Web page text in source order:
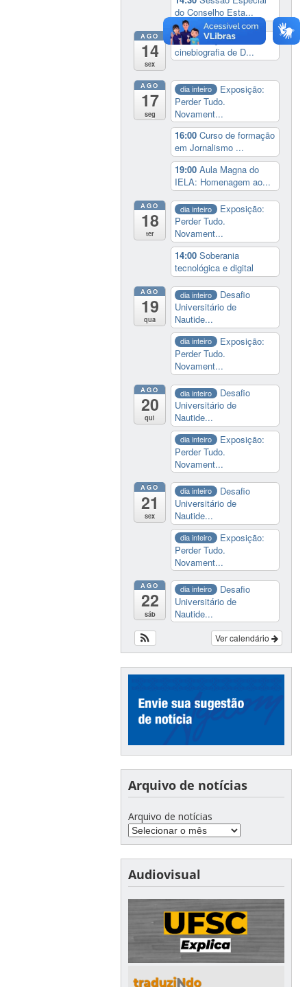
do Conselho Esta...
AGO
14
sex
14:00 Lançamento da
cinebiografia de D...
AGO
17
seg
dia inteiro
Exposição:
Perder Tudo.
Novament...
16:00Curso de formação
em Jornalismo ...
19:00Aula Magna do
IELA: Homenagem ao...
AGO
18
ter
dia inteiro
Exposição:
Perder Tudo.
Novament...
14:00Soberania
tecnológica e digital
AGO
19
qua
dia inteiro
Desafio
Universitário de
Nautide...
dia inteiro
Exposição:
Perder Tudo.
Novament...
AGO
20
qui
dia inteiro
Desafio
Universitário de
Nautide...
dia inteiro
Exposição:
Perder Tudo.
Novament...
AGO
21
sex
dia inteiro
Desafio
Universitário de
Nautide...
dia inteiro
Exposição:
Perder Tudo.
Novament...
AGO
22
sáb
dia inteiro
Desafio
Universitário de
Nautide...
Ver calendário
Arquivo de notícias
Arquivo de notícias
Audiovisual